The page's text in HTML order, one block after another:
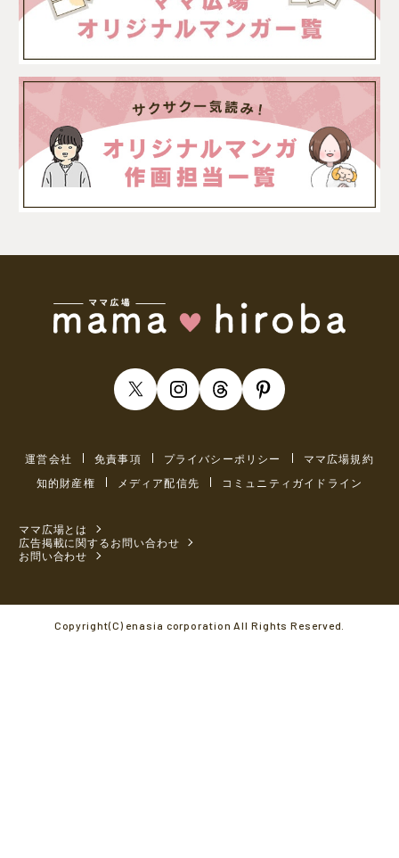
運営会社 免責事項 プライバシーポリシー
ママ広場規約
知的財産権
メディア配信先 コミュニティガイドライン
ママ広場とは
広告掲載に関するお問い合わせ
お問い合わせ
Copyright(C) enasia corporation All Rights Reserved.